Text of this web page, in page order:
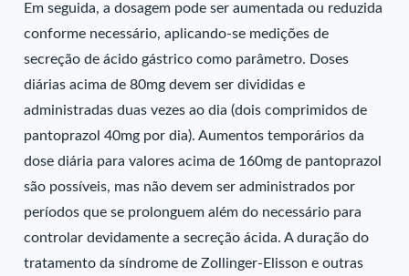
Em seguida, a dosagem pode ser aumentada ou reduzida
conforme necessário, aplicando-se medições de
secreção de ácido gástrico como parâmetro. Doses
diárias acima de 80mg devem ser divididas e
administradas duas vezes ao dia (dois comprimidos de
pantoprazol 40mg por dia). Aumentos temporários da
dose diária para valores acima de 160mg de pantoprazol
são possíveis, mas não devem ser administrados por
períodos que se prolonguem além do necessário para
controlar devidamente a secreção ácida. A duração do
tratamento da síndrome de Zollinger-Elisson e outras